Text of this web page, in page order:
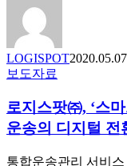
송
사
통
관
리
루
LOGISPOT2020.05.07
로
스
팟
㈜,
‘스
보도자료
로지스팟㈜, ‘스
운송의 디지털 전
통합운송관리 서비스